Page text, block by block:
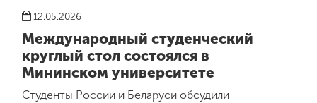
12.05.2026
Международный студенческий
круглый стол состоялся в
Мининском университете
Студенты России и Беларуси обсудили